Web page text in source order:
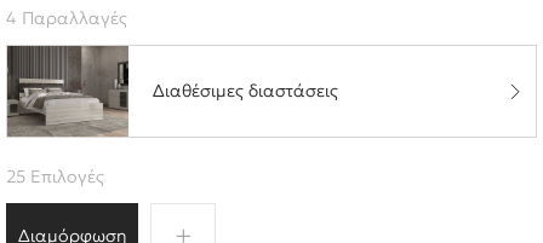
4 Παραλλαγές
Διαθέσιμες διαστάσεις
Διαμόρφωση
25 Επιλογές